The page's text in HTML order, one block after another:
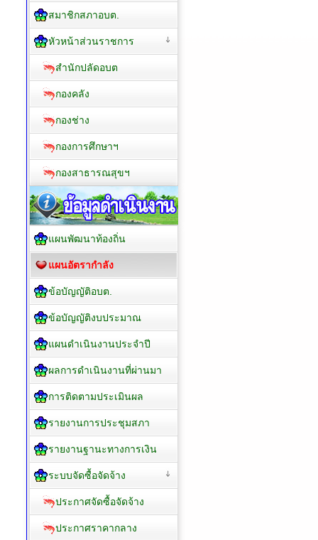
สมาชิกสภาอบต.
หัวหน้าส่วนราชการ
สำนักปลัดอบต
กองคลัง
กองช่าง
กองการศึกษาฯ
กองสาธารณสุขฯ
แผนพัฒนาท้องถิ่น
แผนอัตรากำลัง
ข้อบัญญัติอบต.
ข้อบัญญัติงบประมาณ
แผนดำเนินงานประจำปี
ผลการดำเนินงานที่ผ่านมา
การติดตามประเมินผล
รายงานการประชุมสภา
รายงานฐานะทางการเงิน
ระบบจัดซื้อจัดจ้าง
ประกาศจัดซื้อจัดจ้าง
ประกาศราคากลาง